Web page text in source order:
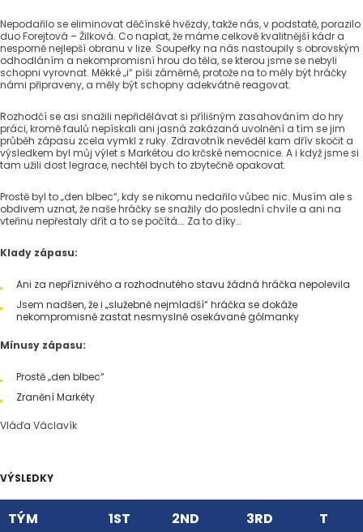
Nepodařilo se eliminovat děčínské hvězdy, takže nás, v podstatě, porazilo
duo Forejtová – Žilková. Co naplat, že máme celkově kvalitnější kádr a
nesporně nejlepší obranu v lize. Soupeřky na nás nastoupily s obrovským
odhodláním a nekompromisní hrou do těla, se kterou jsme se nebyli
schopni vyrovnat. Měkké „i“ píši záměrně, protože na to měly být hráčky
námi připraveny, a měly být schopny adekvátně reagovat.
Rozhodčí se asi snažili nepřidělávat si přílišným zasahováním do hry
práci, kromě faulů nepískali ani jasná zakázaná uvolnění a tím se jim
průběh zápasu zcela vymkl z ruky. Zdravotník nevěděl kam dřív skočit a
výsledkem byl můj výlet s Markétou do krčské nemocnice. A i když jsme si
tam užili dost legrace, nechtěl bych to zbytečně opakovat.
Prostě byl to „den blbec“, kdy se nikomu nedařilo vůbec nic. Musím ale s
obdivem uznat, že naše hráčky se snažily do poslední chvíle a ani na
vteřinu nepřestaly dřít a to se počítá…. Za to díky…
Klady zápasu:
Ani za nepříznivého a rozhodnutého stavu žádná hráčka nepolevila
Jsem nadšen, že i „služebně nejmladší“ hráčka se dokáže
nekompromisně zastat nesmyslně osekávané gólmanky
Mínusy zápasu:
Prostě „den blbec“
Zranění Markéty
Vláďa Václavík
VÝSLEDKY
TÝM 1ST 2ND 3RD T